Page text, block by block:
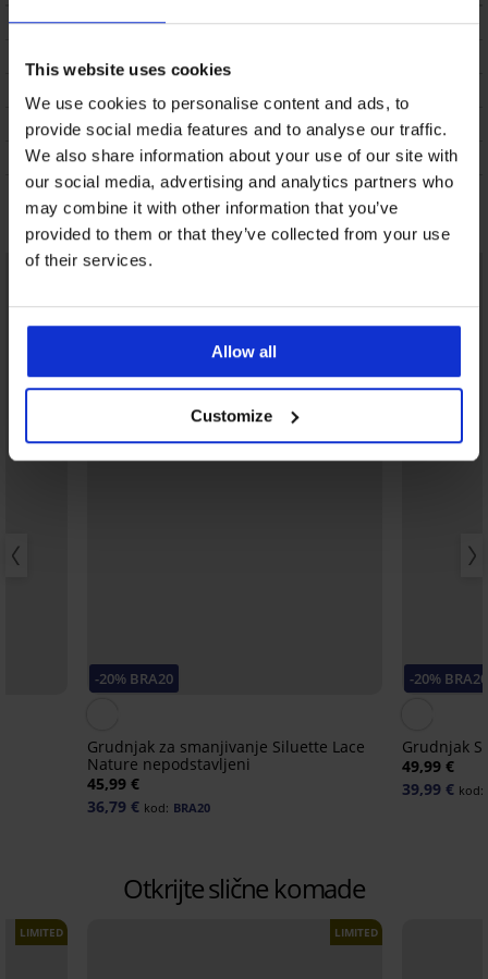
This website uses cookies
We use cookies to personalise content and ads, to
provide social media features and to analyse our traffic.
We also share information about your use of our site with
our social media, advertising and analytics partners who
may combine it with other information that you’ve
provided to them or that they’ve collected from your use
of their services.
Allow all
Customize
OPIS
ODRŽAVANJE I PRANJE
O BRANDU
Možda će vam se svidjeti
-20% BRA20
Grudnjak za smanjivanje Siluette Lace
Nature nepodstavljeni
45,99 €
36,79 € kod: BRA20
-20% BRA20
Grudnjak
49,99 €
39,99 € kod:
Otkrijte slične komade
LIMITED LIMITED